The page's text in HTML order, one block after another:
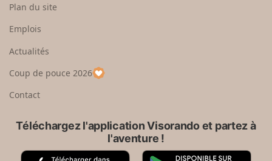
e
u
p
a
Plan du site
Emplois
Actualités
Coup de pouce 2026
Contact
Téléchargez l'application Visorando et partez à
l'aventure !
A G